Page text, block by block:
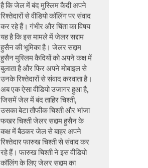
है कि जेल में बंद मुस्लिम कैदी अपने
रिश्तेदारों से वीडियो कॉलिंग पर संवाद
कर रहे हैं। गंभीर और चिंता का विषय
यह है कि इस मामले में जेलर सद्दाम
हुसैन की भूमिका है। जेलर सद्दाम
हुसैन मुस्लिम कैदियों को अपने कक्ष में
बुलाता है और फिर अपने मोबाइल से
उनके रिश्तेदारों से संवाद करवाता है।
अब एक ऐसा वीडियो उजागर हुआ है,
जिसमें जेल में बंद ताहिर चिश्ती,
उसका बेटा तौफीक चिश्ती और भांजा
फखर चिश्ती जेलर सद्दाम हुसैन के
कक्ष में बैठकर जेल से बाहर अपने
रिश्तेदार फारुख चिश्ती से संवाद कर
रहे हैं। फारुख चिश्ती ने इस वीडियो
कॉलिंग के लिए जेलर सद्दाम का